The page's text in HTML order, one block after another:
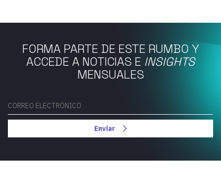
FORMA PARTE DE ESTE RUMBO Y
ACCEDE A NOTICIAS E INSIGHTS
MENSUALES
Enviar